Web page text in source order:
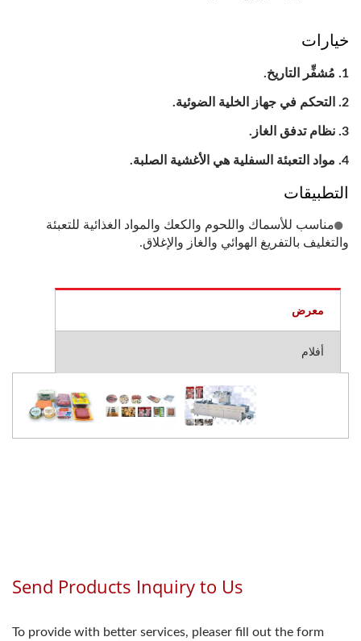
خيارات
مُشفِّر التاريخ.
التحكم في جهاز الخلية الضوئية.
نظام تدفق الغاز.
مواد التعبئة السفلية هي الأغشية الصلبة.
التطبيقات
مناسب للأسماك واللحوم والكعك والمواد الغذائية للتعبئة
والتغليف بالتفريغ الهوائي والغاز والإغلاق.
معرض
أفلام